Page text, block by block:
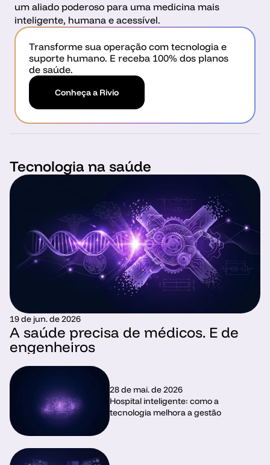
um aliado poderoso para uma medicina mais
inteligente, humana e acessível.
Transforme sua operação com tecnologia e
suporte humano. E receba 100% dos planos
de saúde.
Conheça a Rivio
Tecnologia na saúde
19 de jun. de 2026
A saúde precisa de médicos. E de
engenheiros
28 de mai. de 2026
Hospital inteligente: como a
tecnologia melhora a gestão